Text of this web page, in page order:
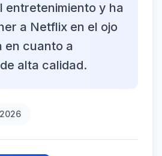
entretenimiento y ha
a Netflix en el ojo
en cuanto a
alta calidad.